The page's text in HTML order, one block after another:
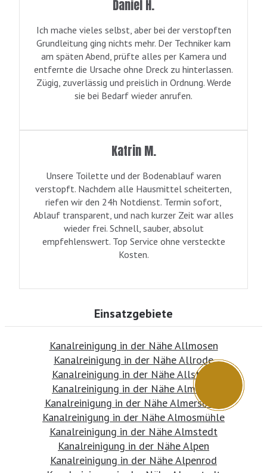
Daniel H.
Ich mache vieles selbst, aber bei der verstopften
Grundleitung ging nichts mehr. Der Techniker kam
am späten Abend, prüfte alles per Kamera und
entfernte die Ursache ohne Dreck zu hinterlassen.
Zügig, zuverlässig und preislich in Ordnung. Werde
sie bei Bedarf wieder anrufen.
Katrin M.
Unsere Toilette und der Bodenablauf waren
verstopft. Nachdem alle Hausmittel scheiterten,
riefen wir den 24h Notdienst. Termin sofort,
Ablauf transparent, und nach kurzer Zeit war alles
wieder frei. Schnell, sauber, absolut
empfehlenswert. Top Service ohne versteckte
Kosten.
Einsatzgebiete
Kanalreinigung in der Nähe Allmosen
Kanalreinigung in der Nähe Allrode
Kanalreinigung in der Nähe Allstedt
Kanalreinigung in der Nähe Almdorf
Kanalreinigung in der Nähe Almersbach
Kanalreinigung in der Nähe Almosmühle
Kanalreinigung in der Nähe Almstedt
Kanalreinigung in der Nähe Alpen
Kanalreinigung in der Nähe Alpenrod